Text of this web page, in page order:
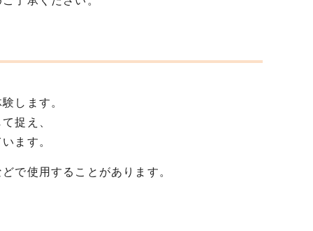
します。
捉え、
ます。
で使用することがあります。